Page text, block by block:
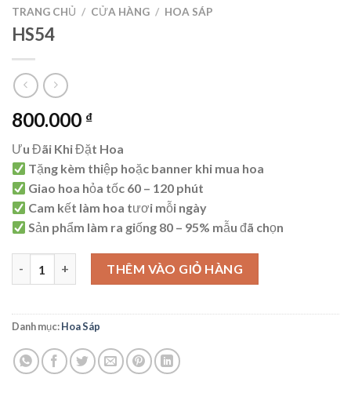
TRANG CHỦ / CỬA HÀNG / HOA SÁP
HS54
800.000 ₫
Ưu Đãi Khi Đặt Hoa
Tặng kèm thiệp hoặc banner khi mua hoa
Giao hoa hỏa tốc 60 – 120 phút
Cam kết làm hoa tươi mỗi ngày
Sản phẩm làm ra giống 80 – 95% mẫu đã chọn
THÊM VÀO GIỎ HÀNG
Danh mục:Hoa Sáp